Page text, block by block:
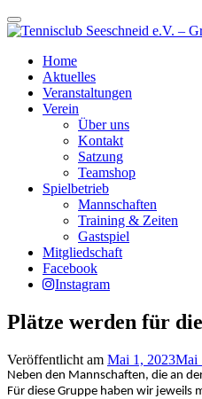
Schalte
Navigation
Zum
Inhalt
springen
Home
Aktuelles
Veranstaltungen
Verein
Über uns
Kontakt
Satzung
Teamshop
Spielbetrieb
Mannschaften
Training & Zeiten
Gastspiel
Mitgliedschaft
Facebook
Instagram
Plätze werden für
Veröffentlicht am Mai 1, 2023Mai
Neben den Mannschaften, die an
Für diese Gruppe haben wir jeweils